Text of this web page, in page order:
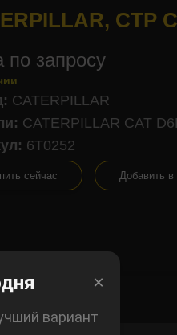
×
вариант
×
CTP
по запросу
CATERPILLAR
CATERPILLAR CAT
6T0252
сейчас Добавить в